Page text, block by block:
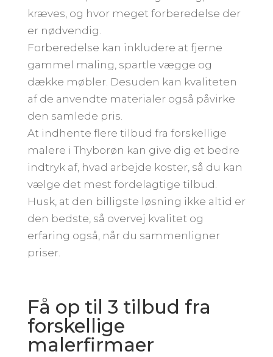
kræves, og hvor meget forberedelse der
er nødvendig.
Forberedelse kan inkludere at fjerne
gammel maling, spartle vægge og
dække møbler. Desuden kan kvaliteten
af de anvendte materialer også påvirke
den samlede pris.
At indhente flere tilbud fra forskellige
malere i Thyborøn kan give dig et bedre
indtryk af, hvad arbejde koster, så du kan
vælge det mest fordelagtige tilbud.
Husk, at den billigste løsning ikke altid er
den bedste, så overvej kvalitet og
erfaring også, når du sammenligner
priser.
Få op til 3 tilbud fra
forskellige
malerfirmaer